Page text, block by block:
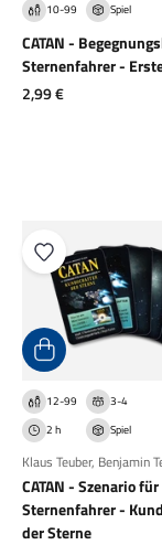
10-99 Spiel
CATAN -
Sternenfahrer -
Angebot
2,99 €
12-99
3-4
2 h
Spiel
Klaus Teuber, Benjamin
CATAN - Szenario für
Sternenfahrer -
der Sterne